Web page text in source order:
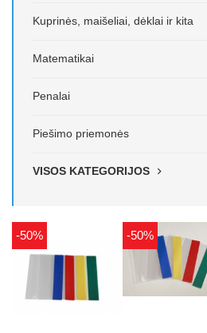
Kuprinės, maišeliai, dėklai ir kita
Matematikai
Penalai
Piešimo priemonės
VISOS KATEGORIJOS
-50% -50%